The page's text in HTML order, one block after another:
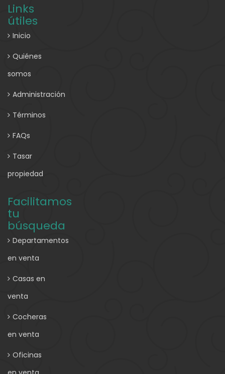
Links
útiles
Inicio
Quiénes
somos
Administración
Términos
FAQs
Tasar
propiedad
Facilitamos
tu
búsqueda
Departamentos
en venta
Casas en
venta
Cocheras
en venta
Oficinas